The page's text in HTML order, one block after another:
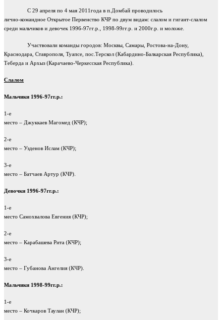
С 29 апреля по 4 мая 2011года в п.Домбай проводилось
лично-командное Открытое Первенство КЧР по двум видам: слалом и гигант-слалом
среди мальчиков и девочек 1996-97гг.р., 1998-99гг.р. и 2000г.р. и моложе.
Участвовали команды городов: Москвы, Самары, Ростова-на-Дону,
Краснодара, Ставрополя, Туапсе, пос.Терскол (Кабардино-Балкарская Республика),
Теберда и Архыз (Карачаево-Черкесская Республика).
Слалом
Мальчики 1996-97гг.р.:
1-е
место – Джуккаев Магомед (КЧР);
2-е
место – Узденов Ислам (КЧР);
3-е
место – Батчаев Артур (КЧР).
Девочки 1996-97гг.р.:
1-е
место Самохвалова Евгения (КЧР);
2-е
место – Карабашева Рита (КЧР);
3-е
место – Губанова Ангелия (КЧР).
Мальчики 1998-99гг.р.:
1-е
место – Кочкаров Таулан (КЧР);